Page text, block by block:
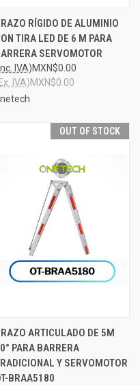
RÍGIDO DE ALUMINIO
TIRA LED DE 6 M PARA
SERVOMOTOR
MXN$0.00
IVA)
MXN$0.00
IVA)
OUT OF STOCK
ARTICULADO DE 5M
PARA BARRERA
Y SERVOMOTOR
BRAA5180